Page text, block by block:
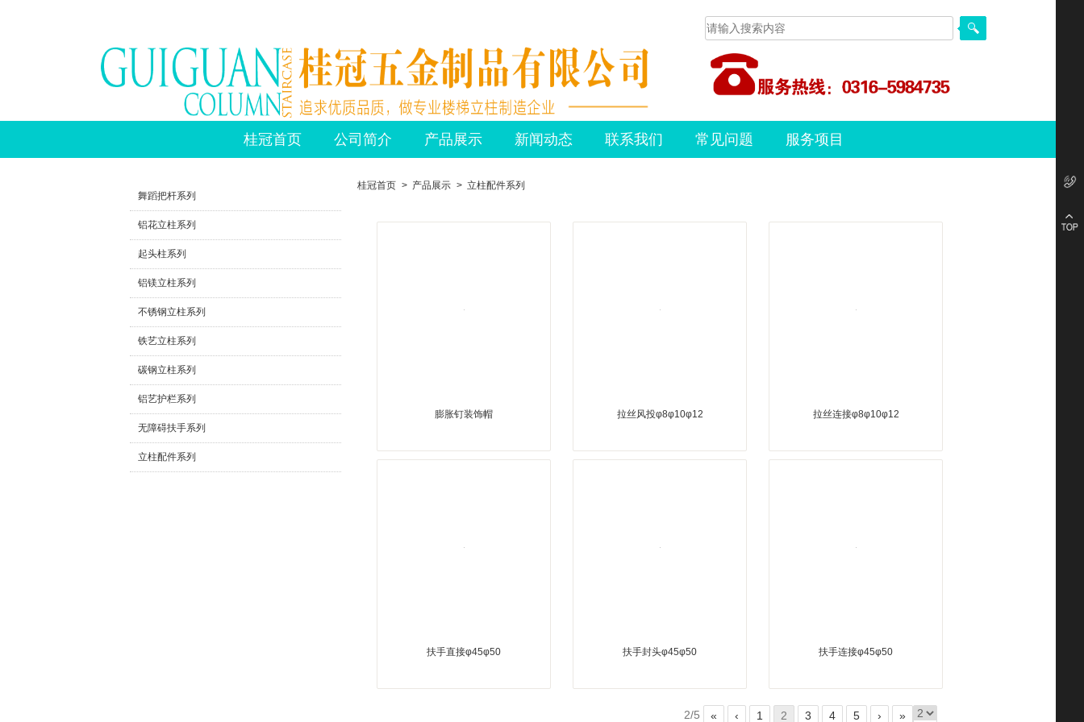
桂冠首页 公司简介 产品展示 新闻动态 联系我们 常见问题 服务项目
舞蹈把杆系列
铝花立柱系列
起头柱系列
铝镁立柱系列
不锈钢立柱系列
铁艺立柱系列
碳钢立柱系列
铝艺护栏系列
无障碍扶手系列
立柱配件系列
桂冠首页 > 产品展示 > 立柱配件系列
膨胀钉装饰帽 拉丝风投φ8φ10φ12 拉丝连接φ8φ10φ12
扶手直接φ45φ50 扶手封头φ45φ50 扶手连接φ45φ50
2/5 « ‹ 1 2 3 4 5 › »